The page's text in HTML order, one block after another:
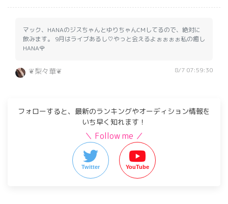
マック、HANAのジスちゃんとゆりちゃんCMしてるので、絶対に
飲みます。 9月はライブあるし♡やっと会えるよぉぉぉぉ私の癒し
HANA🌹
❦梨々華❦ 8/7 07:59:30
フォローすると、最新のランキングやオーディション情報を
いち早く知れます！
＼ Follow me ／
Twitter YouTube